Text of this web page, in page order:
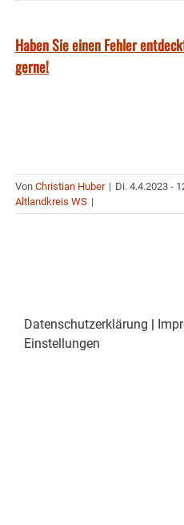
Haben Sie einen Fehler
gerne!
Von Christian Huber | Di. 4.4.2023 -
Altlandkreis WS |
Datenschutzerklärung |
Einstellungen